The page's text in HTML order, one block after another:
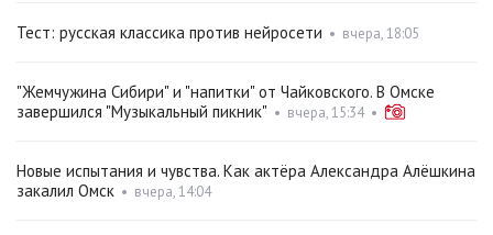
Тест: русская классика против нейросети • вчера, 18:05
"Жемчужина Сибири" и "напитки" от Чайковского. В Омске
завершился "Музыкальный пикник" • вчера, 15:34•
Новые испытания и чувства. Как актёра Александра Алёшкина
закалил Омск • вчера, 14:04